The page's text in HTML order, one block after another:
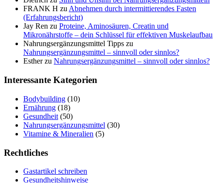
FRANK H zu Abnehmen durch intermittierendes Fasten
(Erfahrungsbericht)
Jay Ren zu Proteine, Aminosäuren, Creatin und
Mikronährstoffe – dein Schlüssel für effektiven Muskelaufbau
Nahrungsergänzungsmittel Tipps zu
Nahrungsergänzungsmittel – sinnvoll oder sinnlos?
Estherzu Nahrungsergänzungsmittel – sinnvoll oder sinnlos?
Interessante Kategorien
Bodybuilding (10)
Ernährung (18)
Gesundheit (50)
Nahrungsergänzungsmittel (30)
Vitamine & Mineralien (5)
Rechtliches
Gastartikel schreiben
Gesundheitshinweise